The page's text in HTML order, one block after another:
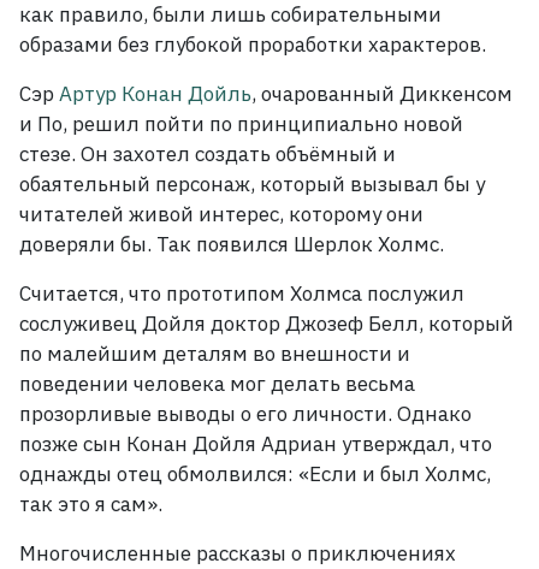
как правило, были лишь собирательными
образами без глубокой проработки характеров.
СэрАртур Конан Дойль, очарованный Диккенсом
и По, решил пойти по принципиально новой
стезе. Он захотел создать объёмный и
обаятельный персонаж, который вызывал бы у
читателей живой интерес, которому они
доверяли бы. Так появился Шерлок Холмс.
Считается, что прототипом Холмса послужил
сослуживец Дойля доктор Джозеф Белл, который
по малейшим деталям во внешности и
поведении человека мог делать весьма
прозорливые выводы о его личности. Однако
позже сын Конан Дойля Адриан утверждал, что
однажды отец обмолвился: «Если и был Холмс,
так это я сам».
Многочисленные рассказы о приключениях